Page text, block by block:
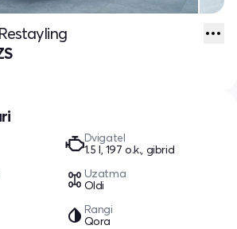
Dvigatel
1.5 l, 197 o.k., gibrid
Uzatma
Oldi
Rangi
Qora